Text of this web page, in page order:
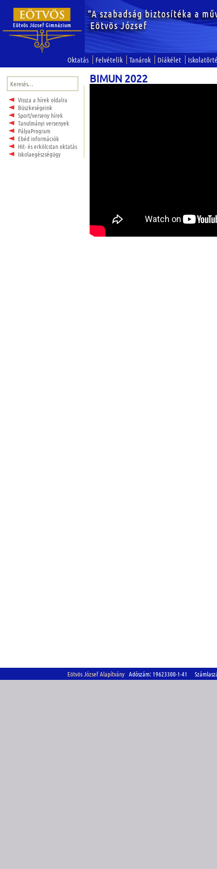
Oktatás Felvételik Tanárok Diákélet
Keresés:
Vissza a hírek oldalra
Büszkeségeink
Sport/verseny hírek
Tanulmányi versenyek
PályaProgram
Ebéd információk
Hit- és erkölcstan oktatás
Iskolaegészségügy
BIMUN 2022
Eötvös József Alapítvány Adószám: 19623300-1-41